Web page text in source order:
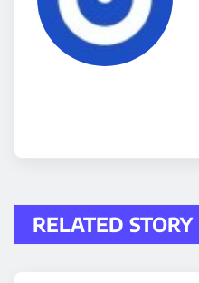
RELATED STORY